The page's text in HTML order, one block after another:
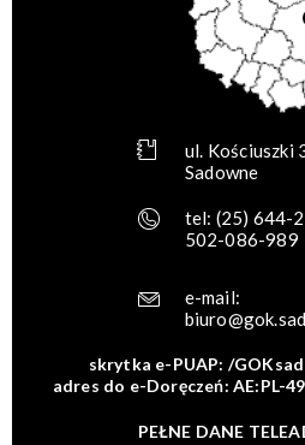
ul. Kościuszki
Sadowne
tel: (25) 644-
502-086-989
e-mail:
skrytka e-PUAP: /
adres do e-Doręczeń: AE:PL-
PEŁNE DANE